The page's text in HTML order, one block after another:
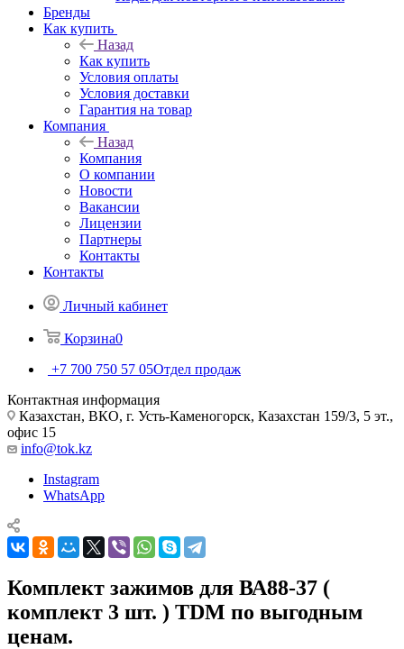
Бренды
Как купить
Назад
Как купить
Условия оплаты
Условия доставки
Гарантия на товар
Компания
Назад
Компания
О компании
Новости
Вакансии
Лицензии
Партнеры
Контакты
Контакты
Личный кабинет
Корзина0
+7 700 750 57 05Отдел продаж
Контактная информация
Казахстан, ВКО, г. Усть-Каменогорск, Казахстан 159/3, 5 эт.,
офис 15
info@tok.kz
Instagram
WhatsApp
Комплект зажимов для ВА88-37 (
комплект 3 шт. ) TDM по выгодным
ценам.